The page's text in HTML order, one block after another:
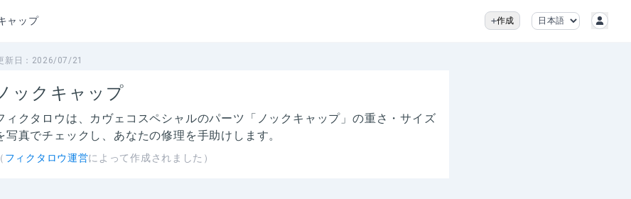
ャップ 作成
新日： 2026/07/21
ックキャップ
ィクタロウは、 カヴェコスペシャルのパーツ「ノックキャップ」の重さ・サイズ
写真でチェックし、あなたの修理を手助けします。
（ フィクタロウ運営によって作成されました）